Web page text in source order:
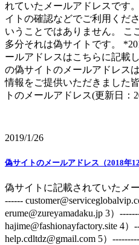
れていたメールアドレスです
イトの確認などでご利用くだ
いうことではありません。 こ
多分それは偽サイトです。
ールアドレスはこちらに記載
の偽サイトのメールアドレス
情報をご提供いただきました
トのメールアドレス(更新日：
2019/1/26
偽サイトのメールアドレス（2018年12
偽サイトに記載されていたメ
------
erume@zureyamadaku.jp 3）
hajime@fashionayfactory.site 4）
help.cdltdz@gmail.com 5）